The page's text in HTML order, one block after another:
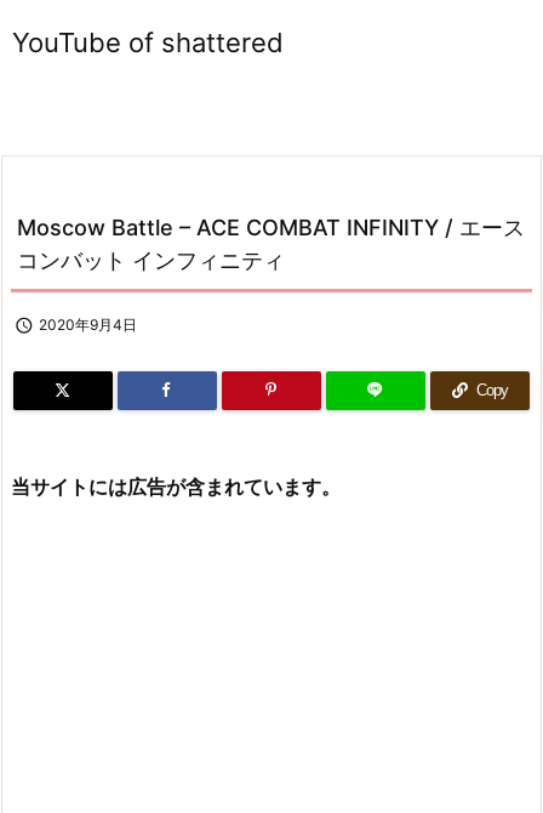
YouTube of shattered
Moscow Battle – ACE COMBAT INFINITY / エース
コンバット インフィニティ
 2020年9月4日
Copy
当サイトには広告が含まれています。